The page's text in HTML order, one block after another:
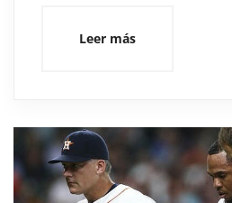
Leer más